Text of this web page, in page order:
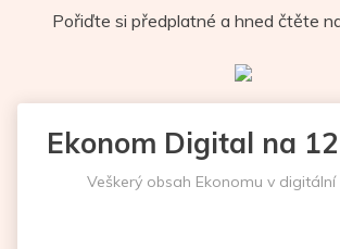
Pořiďte si předplatné a hned čtěte
Ekonom Digital na
Veškerý obsah Ekonomu v